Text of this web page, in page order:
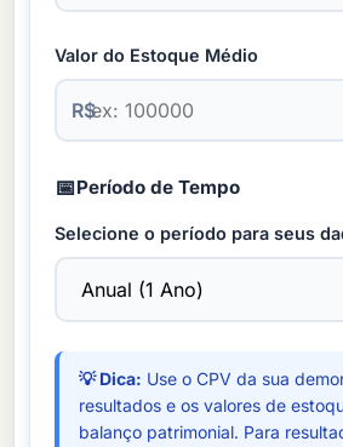
Valor do Estoque Médio
R$
📅Período de Tempo
Selecione o período para seus
💡 Dica: Use o CPV da sua
resultados e os valores de
balanço patrimonial. Para